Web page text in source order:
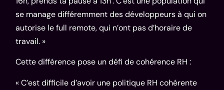
se manage différemment des développeurs à qui on
autorise le full remote, qui n’ont pas d’horaire de
travail. »
Cette différence pose un défi de cohérence RH :
« C’est difficile d’avoir une politique RH cohérente